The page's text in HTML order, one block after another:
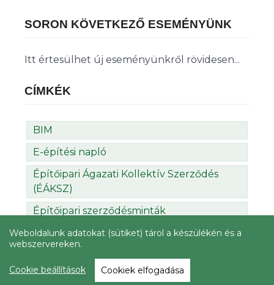
SORON KÖVETKEZŐ ESEMÉNYÜNK
Itt értesülhet új eseményünkről rövidesen...
CÍMKÉK
BIM
E-építési napló
Építőipari Ágazati Kollektív Szerződés
(ÉÁKSZ)
Építőipari szerződésminták
Erasmus
Felmérések, statisztikák
Weboldalunk adatokat (sütiket) tárol a készülékén és a
webszervereken.
Cookie beállítások Cookiek elfogadása